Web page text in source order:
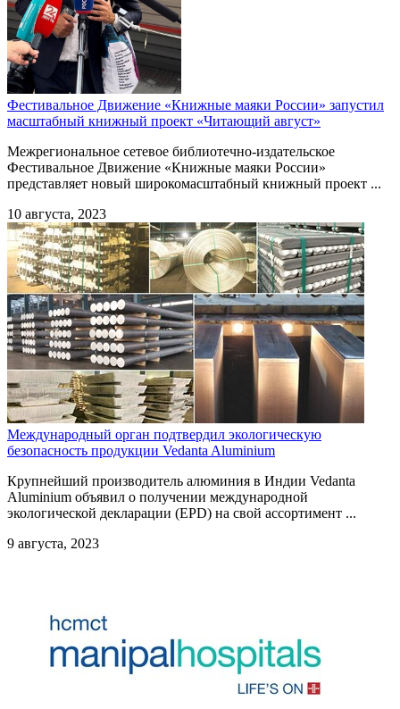
Фестивальное Движение «Книжные маяки России» запустил
масштабный книжный проект «Читающий август»
Межрегиональное сетевое библиотечно-издательское
Фестивальное Движение «Книжные маяки России»
представляет новый широкомасштабный книжный проект ...
10 августа, 2023
Международный орган подтвердил экологическую
безопасность продукции Vedanta Aluminium
Крупнейший производитель алюминия в Индии Vedanta
Aluminium объявил о получении международной
экологической декларации (EPD) на свой ассортимент ...
9 августа, 2023